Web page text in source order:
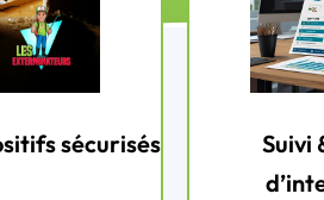
sécurisés
Suivi